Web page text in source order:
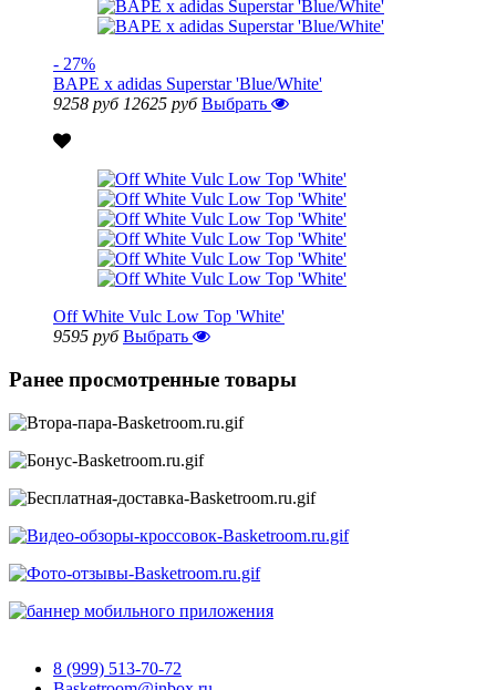
- 27%
BAPE x adidas Superstar 'Blue/White'
9258 руб 12625 руб Выбрать
Off White Vulc Low Top 'White'
9595 руб Выбрать
Ранее просмотренные товары
8 (999) 513-70-72